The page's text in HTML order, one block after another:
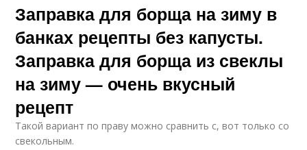
Заправка для борща на зиму в
банках рецепты без капусты.
Заправка для борща из свеклы
на зиму — очень вкусный
рецепт
Такой вариант по праву можно сравнить с, вот только со
свекольным.